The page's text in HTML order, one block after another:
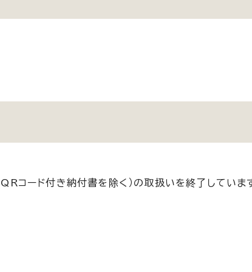
コード付き納付書を除く）の取扱いを終了していま